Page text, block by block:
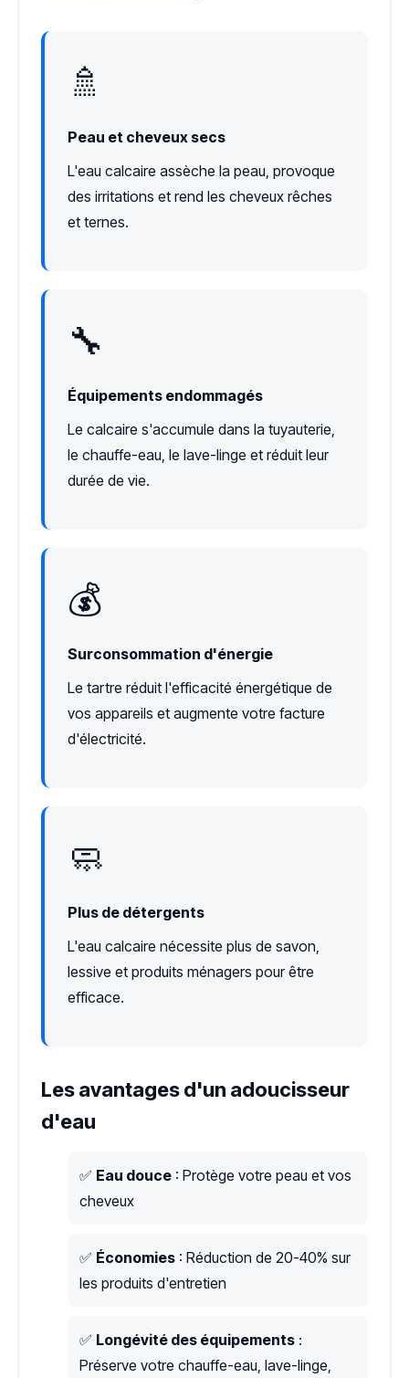
🚿
Peau et cheveux secs
L'eau calcaire assèche la peau, provoque
des irritations et rend les cheveux rêches
et ternes.
🔧
Équipements endommagés
Le calcaire s'accumule dans la tuyauterie,
le chauffe-eau, le lave-linge et réduit leur
durée de vie.
💰
Surconsommation d'énergie
Le tartre réduit l'efficacité énergétique de
vos appareils et augmente votre facture
d'électricité.
🧼
Plus de détergents
L'eau calcaire nécessite plus de savon,
lessive et produits ménagers pour être
efficace.
Les avantages d'un adoucisseur
d'eau
✅ Eau douce : Protège votre peau et vos
cheveux
✅ Économies : Réduction de 20-40% sur
les produits d'entretien
✅ Longévité des équipements :
Préserve votre chauffe-eau, lave-linge,